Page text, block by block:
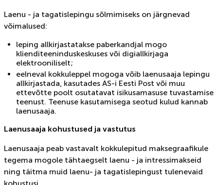
Laenu - ja tagatislepingu sõlmimiseks on järgnevad
võimalused:
leping allkirjastatakse paberkandjal mogo
klienditeeninduskeskuses või digiallkirjaga
elektrooniliselt;
eelneval kokkuleppel mogoga võib laenusaaja lepingu
allkirjastada, kasutades AS-i Eesti Post või muu
ettevõtte poolt osutatavat isikusamasuse tuvastamise
teenust. Teenuse kasutamisega seotud kulud kannab
laenusaaja.
Laenusaaja kohustused ja vastutus
Laenusaaja peab vastavalt kokkulepitud maksegraafikule
tegema mogole tähtaegselt laenu - ja intressimakseid
ning täitma muid laenu- ja tagatislepingust tulenevaid